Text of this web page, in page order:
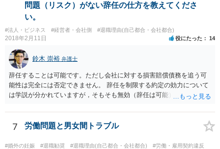
問題（リスク）がない辞任の仕方を教えてくださ
い。
#法人・ビジネス #経営者・会社側 #退職理由(自己都合・会社都合)
2018年2月11日 役にたった 14
鈴木 崇裕 弁護士
辞任することは可能です。ただし会社に対する損害賠償債務を追う可
能性は完全には否定できません。 辞任を制限する約定の効力について
は学説が分かれていますが，そもそも無効（辞任は可能）と考える説
る可能性があると考える説が有力です。 ただし，いずれの説をとった
場合でも，会社にとって「不利な時期」に辞任したときは，「やむを
得ない事由」がない限り，会社の損害を賠償しなければならなくなり
ます。 健康上の理由は「やむを得ない事由」の典型ですが，程度によ
7 労働問題と男女間トラブル
#婚外の妊娠 #退職勧奨 #退職理由(自己都合・会社都合) #労働・雇用契約違反